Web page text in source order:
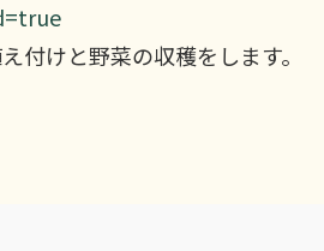
付けと野菜の収穫をします。